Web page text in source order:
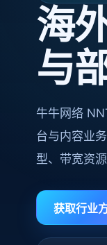
海
与
牛牛网络
台与内容业
型、带宽资
获取行业